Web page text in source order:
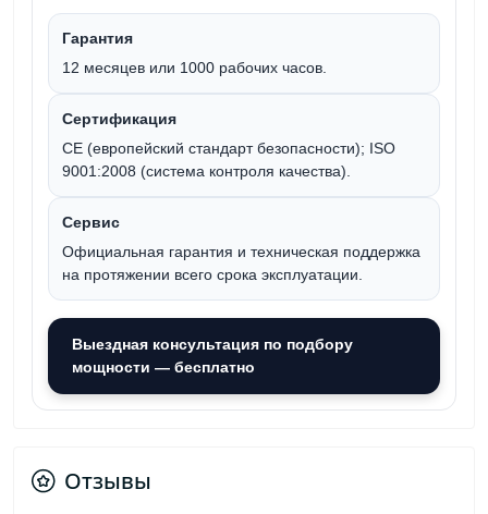
Гарантия
12 месяцев или 1000 рабочих часов
Сертификация
CE (европейский стандарт безопасности); ISO
9001:2008 (система контроля качества).
Сервис
Официальная гарантия и техническая поддержка
на протяжении всего срока эксплуатации.
Выездная консультация по подбору
мощности — бесплатно
Отзывы